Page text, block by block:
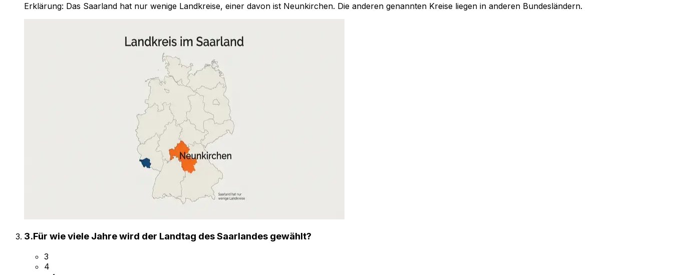
Erklärung: Das Saarland hat nur wenige Landkreise, einer davon ist Neunkirchen. Die anderen genannten Kreise liegen in anderen Bundesländern.
3.Für wie viele Jahre wird der Landtag des Saarlandes gewählt?
3
4